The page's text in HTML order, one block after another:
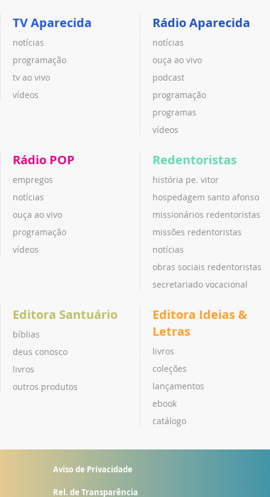
TV Aparecida
notícias
programação
tv ao vivo
vídeos
Rádio Aparecida
notícias
ouça ao vivo
podcast
programação
programas
vídeos
Rádio POP
empregos
notícias
ouça ao vivo
programação
vídeos
Redentoristas
história pe. vitor
hospedagem santo afonso
missionários redentoristas
missões redentoristas
notícias
obras sociais redentoristas
secretariado vocacional
Editora Santuário
bíblias
deus conosco
livros
outros produtos
Editora Ideias &
Letras
livros
coleções
lançamentos
ebook
catálogo
Aviso de Privacidade
Rel. de Transparência